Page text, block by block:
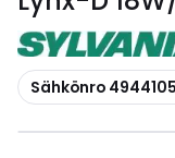
Kopioi
Sähkönro 4944105